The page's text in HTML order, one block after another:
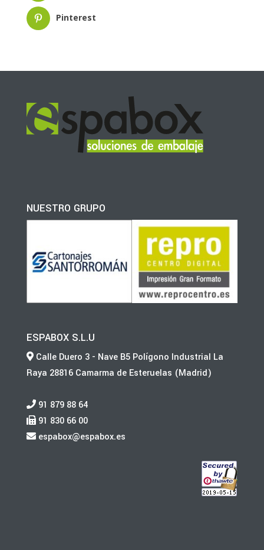
Pinterest
NUESTRO GRUPO
ESPABOX S.L.U
Calle Duero 3 - Nave B5 Polígono Industrial La
Raya 28816 Camarma de Esteruelas (Madrid)
91 879 88 64
91 830 66 00
espabox@espabox.es